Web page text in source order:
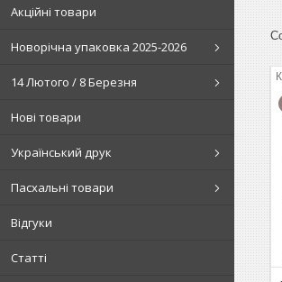
Акційні товари
Новорічна упаковка 2025-2026
14 Лютого / 8 Березня
Нові товари
Український друк
Пасхальні товари
Відгуки
Статті